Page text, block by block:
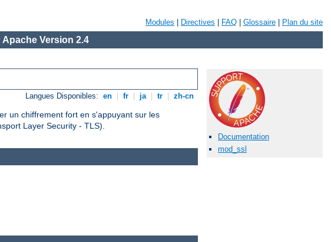
Modules Directives FAQ Glossaire Plan du site
Version 2.4
Langues Disponibles: en fr ja tr zh-cn
un chiffrement fort en s'appuyant sur les
Layer Security - TLS).
Documentation
mod_ssl